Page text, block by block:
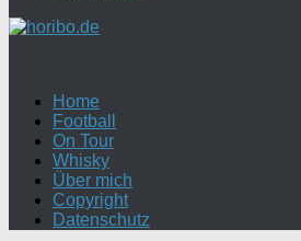
Home
Football
On Tour
Whisky
Über mich
Copyright
Datenschutz